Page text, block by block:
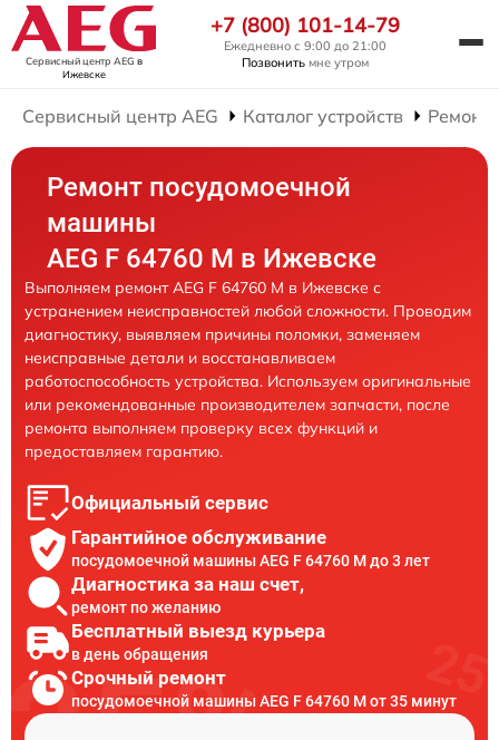
Сервисный центр AEG в
Ижевске
+7 (800) 101-14-79
Ежедневно с 9:00 до 21:00
Позвонить мне утром
Сервисный центр AEG Каталог устройств Ремонт
Ремонт посудомоечной
машины
AEG F 64760 M в Ижевске
Выполняем ремонт AEG F 64760 M в Ижевске с
устранением неисправностей любой сложности. Проводим
диагностику, выявляем причины поломки, заменяем
неисправные детали и восстанавливаем
работоспособность устройства. Используем оригинальные
или рекомендованные производителем запчасти, после
ремонта выполняем проверку всех функций и
предоставляем гарантию.
Официальный сервис
Гарантийное обслуживание
посудомоечной машины AEG F 64760 M до 3 лет
Диагностика за наш счет,
ремонт по желанию
Бесплатный выезд курьера
в день обращения
Срочный ремонт
посудомоечной машины AEG F 64760 M от 35 минут